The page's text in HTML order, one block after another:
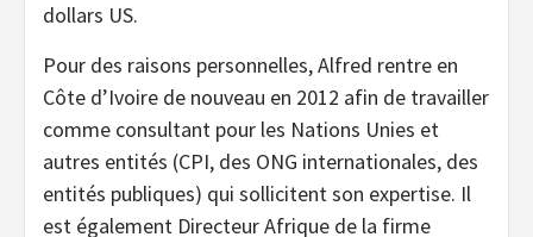
dollars US.
Pour des raisons personnelles, Alfred rentre en
Côte d’Ivoire de nouveau en 2012 afin de travailler
comme consultant pour les Nations Unies et
autres entités (CPI, des ONG internationales, des
entités publiques) qui sollicitent son expertise. Il
est également Directeur Afrique de la firme